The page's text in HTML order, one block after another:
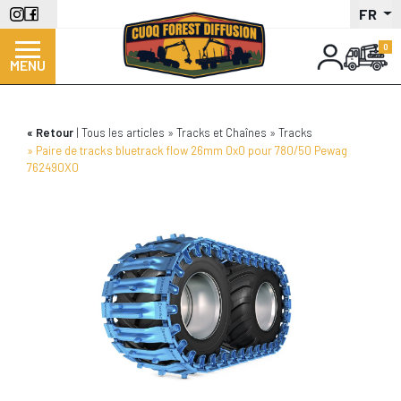
Aller
au
contenu
principal
FR
MENU
Retour Tous les articles Tracks et Chaînes
Tracks
Paire de tracks bluetrack flow 26mm 0x0 pour 780/50 Pewag
762490X0